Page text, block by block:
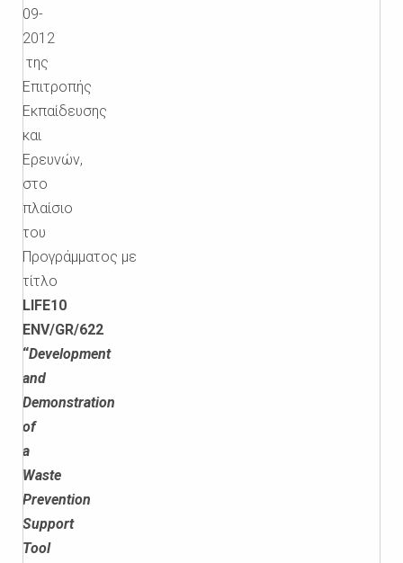
09-
2012
της
Επιτροπής
Εκπαίδευσης
και
Ερευνών,
στο
πλαίσιο
του
Προγράμματος με
τίτλο
LIFE10
ENV/GR/622
“Development
and
Demonstration
of
a
Waste
Prevention
Support
Tool